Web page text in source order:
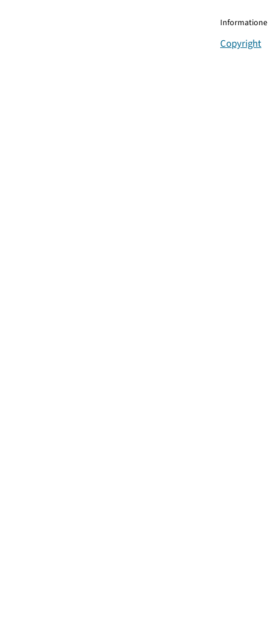
Copyright